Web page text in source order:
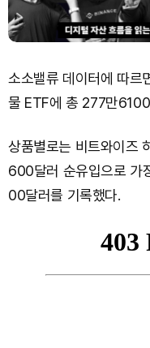
소소밸류 데이터에 따르
물 ETF에 총 277만
상품별로는 비트와이즈
600달러 순유입으로 가
00달러를 기록했다.